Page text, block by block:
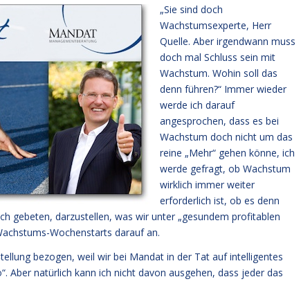
„Sie sind doch
Wachstumsexperte, Herr
Quelle. Aber irgendwann muss
doch mal Schluss sein mit
Wachstum. Wohin soll das
denn führen?“ Immer wieder
werde ich darauf
angesprochen, dass es bei
Wachstum doch nicht um das
reine „Mehr“ gehen könne, ich
werde gefragt, ob Wachstum
wirklich immer weiter
erforderlich ist, ob es denn
gebeten, darzustellen, was wir unter „gesundem profitablen
Wochenstarts darauf an.
bezogen, weil wir bei Mandat in der Tat auf intelligentes
Aber natürlich kann ich nicht davon ausgehen, dass jeder das